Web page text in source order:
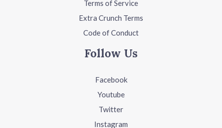
Terms of Service
Extra Crunch Terms
Code of Conduct
Follow Us
Facebook
Youtube
Twitter
Instagram